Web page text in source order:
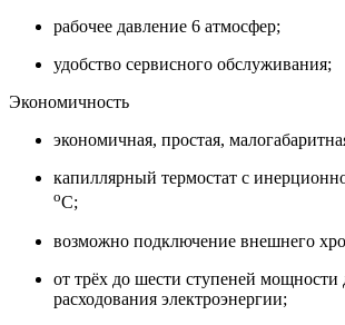
рабочее давление 6 атмосфер;
удобство сервисного обслуживания;
Экономичность
экономичная, простая,
капиллярный термостат с
oC;
возможно подключение внешнего
от трёх до шести ступеней мощности
расходования электроэнергии;